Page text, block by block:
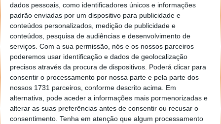
dados pessoais, como identificadores únicos e informações
padrão enviadas por um dispositivo para publicidade e
conteúdos personalizados, medição de publicidade e
conteúdos, pesquisa de audiências e desenvolvimento de
serviços. Com a sua permissão, nós e os nossos parceiros
poderemos usar identificação e dados de geolocalização
precisos através da procura de dispositivos. Poderá clicar para
consentir o processamento por nossa parte e pela parte dos
nossos 1731 parceiros, conforme descrito acima. Em
alternativa, pode aceder a informações mais pormenorizadas e
alterar as suas preferências antes de consentir ou recusar o
consentimento. Tenha em atenção que algum processamento
Aquecedor de canecas
MQFORU Aquecedor de canecas com
9 configurações de temperatura,
aquecedor de café de 36 W com
horário de 1 a 9 horas, 4 horas de
desconexão automática, aquecedor de
velas para café, chá, leite, vela.
Ver na Amazon